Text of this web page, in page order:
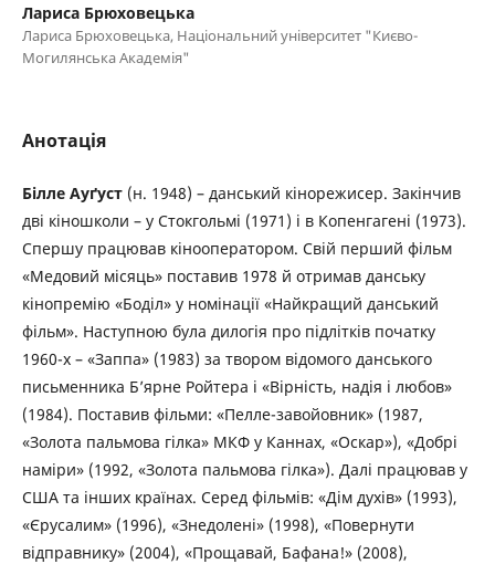
Лариса Брюховецька
Лариса Брюховецька, Національний університет "Києво-
Могилянська Академія"
Анотація
Білле Ауґуст (н. 1948) – данський кінорежисер. Закінчив
дві кіношколи – у Стокгольмі (1971) і в Копенгагені (1973).
Спершу працював кінооператором. Свій перший фільм
«Медовий місяць» поставив 1978 й отримав данську
кінопремію «Боділ» у номінації «Найкращий данський
фільм». Наступною була дилогія про підлітків початку
1960-х – «Заппа» (1983) за твором відомого данського
письменника Б’ярне Ройтера і «Вірність, надія і любов»
(1984). Поставив фільми: «Пелле-завойовник» (1987,
«Золота пальмова гілка» МКФ у Каннах, «Оскар»), «Добрі
наміри» (1992, «Золота пальмова гілка»). Далі працював у
США та інших країнах. Серед фільмів: «Дім духів» (1993),
«Єрусалим» (1996), «Знедолені» (1998), «Повернути
відправнику» (2004), «Прощавай, Бафана!» (2008),